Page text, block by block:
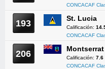
CONCACAF
193 St. Lucia
Calificación:
CONCACAF
206 Montserrat
Calificación: 7.6
CONCACAF